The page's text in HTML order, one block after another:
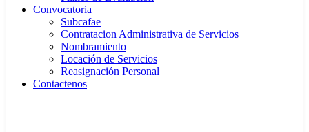
Convocatoria
Subcafae
Contratacion Administrativa de Servicios
Nombramiento
Locación de Servicios
Reasignación Personal
Contactenos